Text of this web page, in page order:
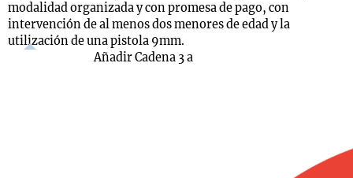
modalidad organizada y con promesa de pago, con
intervención de al menos dos menores de edad y la
utilización de una pistola 9mm.
Añadir Cadena 3 a